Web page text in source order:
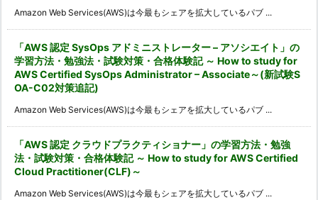
Amazon Web Services(AWS)は今最もシェアを拡大しているパブ ...
「AWS 認定 SysOps アドミニストレーター – アソシエイト」の
学習方法・勉強法・試験対策・合格体験記 ～ How to study for
AWS Certified SysOps Administrator – Associate～(新試験S
OA-C02対策追記)
Amazon Web Services(AWS)は今最もシェアを拡大しているパブ ...
「AWS 認定 クラウドプラクティショナー」の学習方法・勉強
法・試験対策・合格体験記 ～ How to study for AWS Certified
Cloud Practitioner(CLF)～
Amazon Web Services(AWS)は今最もシェアを拡大しているパブ ...